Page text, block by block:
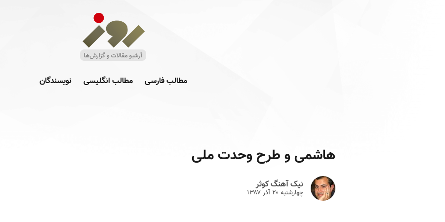
مطالب فارسی مطالب انگلیسی نویسندگان
هاشمی و طرح وحدت ملی
نیک آهنگ کوثر
چهارشنبه ۲۰ آذر ۱۳۸۷